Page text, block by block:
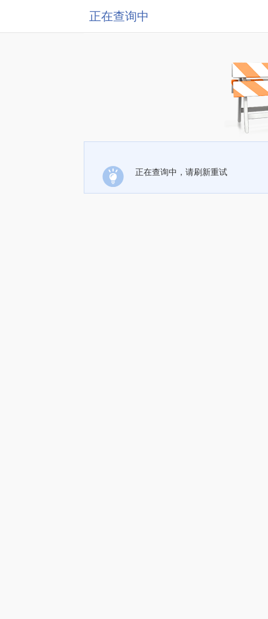
正在查询中
正在查询中，请刷新重试